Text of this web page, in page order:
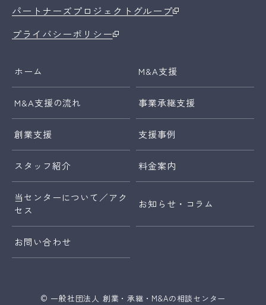
パートナーズプロジェクトグループ
プライバシーポリシー
ホーム M&A支援
M&A支援の流れ 事業承継支援
創業支援 支援事例
スタッフ紹介 料金案内
当センターについて／アク
セス
お知らせ・コラム
お問い合わせ
© 一般社団法人 創業・承継・M&Aの相談センター